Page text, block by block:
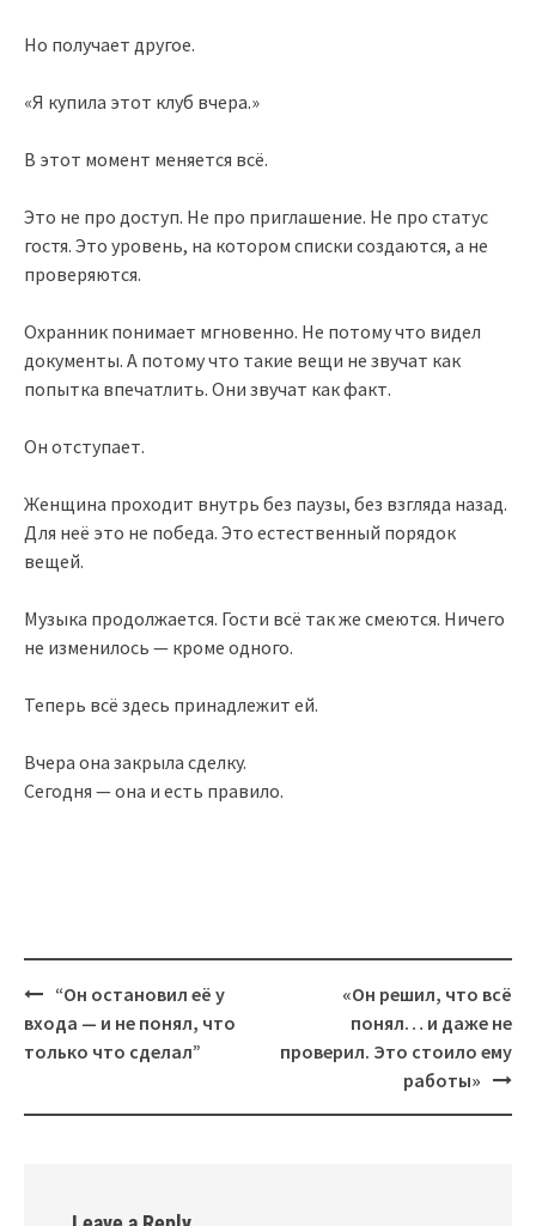
Но получает другое.
«Я купила этот клуб вчера.»
В этот момент меняется всё.
Это не про доступ. Не про приглашение. Не про статус
гостя. Это уровень, на котором списки создаются, а не
проверяются.
Охранник понимает мгновенно. Не потому что видел
документы. А потому что такие вещи не звучат как
попытка впечатлить. Они звучат как факт.
Он отступает.
Женщина проходит внутрь без паузы, без взгляда назад.
Для неё это не победа. Это естественный порядок
вещей.
Музыка продолжается. Гости всё так же смеются. Ничего
не изменилось — кроме одного.
Теперь всё здесь принадлежит ей.
Вчера она закрыла сделку.
Сегодня — она и есть правило.
Post
navigation
“Он остановил её у
входа — и не понял, что
только что сделал”
«Он решил, что всё
понял… и даже не
проверил. Это стоило ему
работы»